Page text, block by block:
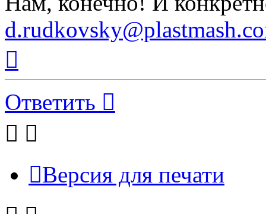
началу
Ответить
Версия для печати